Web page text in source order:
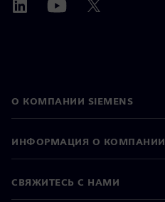
О КОМПАНИИ SIEMENS
ИНФОРМАЦИЯ О КОМПАНИИ
СВЯЖИТЕСЬ С НАМИ